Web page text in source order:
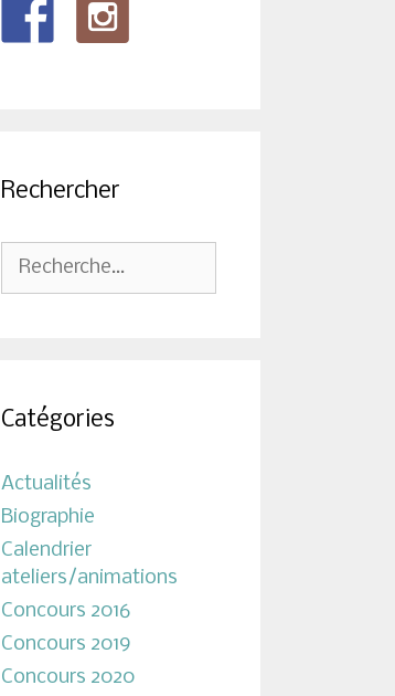
Rechercher
Rechercher :
Catégories
Actualités
Biographie
Calendrier
ateliers/animations
Concours 2016
Concours 2019
Concours 2020